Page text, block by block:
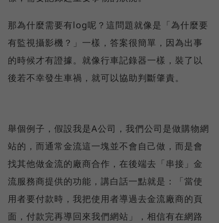
那為什麼需要有log呢？這問題就像是「為什麼要
有監視攝影機？」一樣，答案很簡單，因為出事
的時候才有證據。就像行車記錄器一樣，裝了以
後若不幸發生車禍，就可以協助判斷肇責。
舉個例子，假設我是A公司，我們公司是做購物網
站的，而通常金流這一塊並不會自己做，而是會
找其他做金流的廠商合作，在後端去「串接」金
流服務商提供的功能，講白話一點就是：「當使
用者要付款時，我把使用者導過去金流廠商的頁
面，付款完再導回來我們網站」，相信有在網路